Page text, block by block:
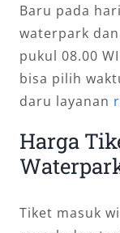
Baru pada
waterpark
pukul 08.00
bisa pilih
daru layanan
Harga
Tiket masuk